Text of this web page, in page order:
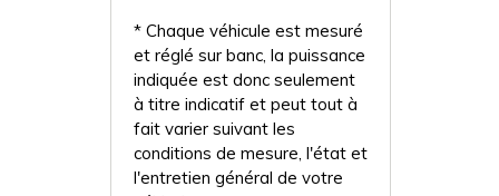
* Chaque véhicule est mesuré
et réglé sur banc, la puissance
indiquée est donc seulement
à titre indicatif et peut tout à
fait varier suivant les
conditions de mesure, l'état et
l'entretien général de votre